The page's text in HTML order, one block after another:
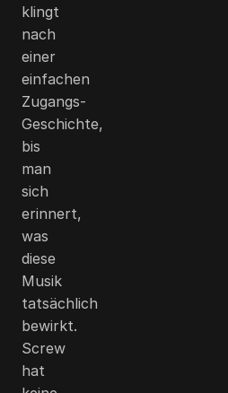
klingt
nach
einer
einfachen
Zugangs-
Geschichte,
bis
man
sich
erinnert,
was
diese
Musik
tatsächlich
bewirkt.
Screw
hat